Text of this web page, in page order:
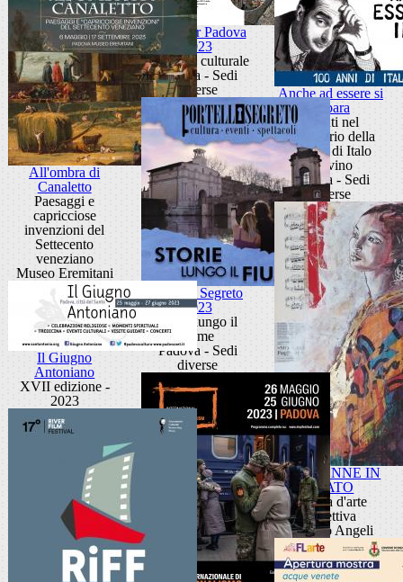
Discover Padova
2023
Itinerario culturale
Padova - Sedi
diverse
Anche ad essere si
impara
Eventi nel
centenario della
nascita di Italo
Calvino
Padova - Sedi
diverse
All'ombra di
Canaletto
Paesaggi e
capricciose
invenzioni del
Settecento
veneziano
Museo Eremitani
Portello Segreto
2023
Storie lungo il
fiume
Padova - Sedi
diverse
+ 40 DONNE IN
PRATO
Mostra d'arte
collettiva
Palazzo Angeli
Il Giugno
Antoniano
XVII edizione -
2023